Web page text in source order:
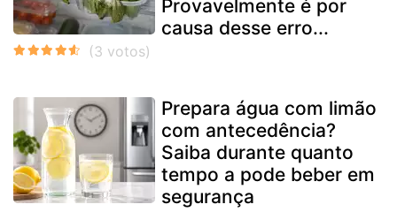
Provavelmente é por
causa desse erro...
Prepara água com limão
com antecedência?
Saiba durante quanto
tempo a pode beber em
segurança